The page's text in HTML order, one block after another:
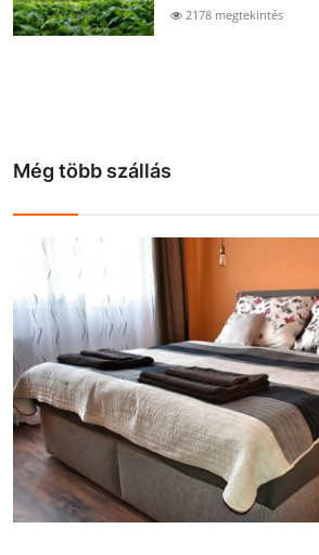
2178 megtekintés
Még több szállás